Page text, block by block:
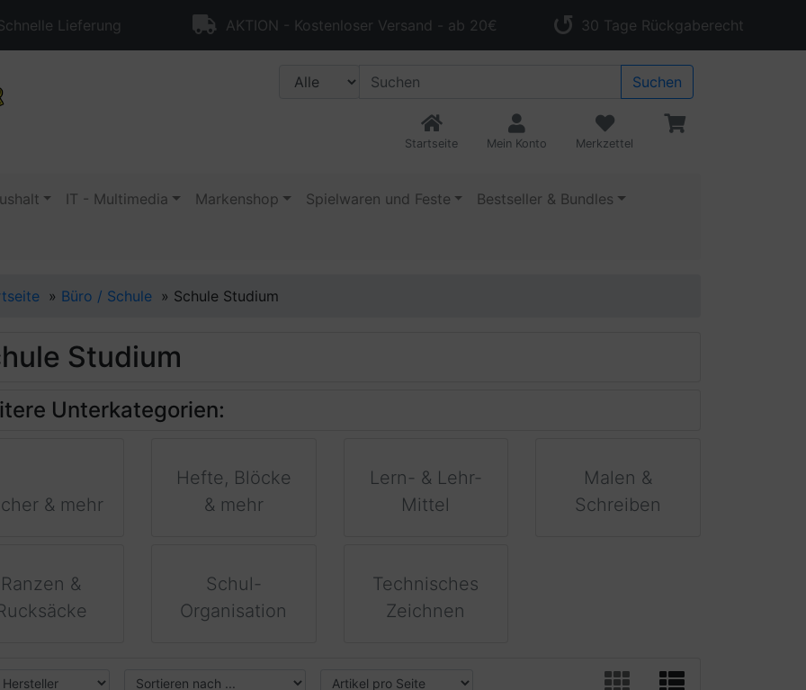
Lieferung AKTION - Kostenloser Versand - ab 20€ 30 Tage Rückgaberecht
Suchen
Startseite Mein Konto Merkzettel
IT - Multimedia Markenshop Spielwaren und Feste Bestseller & Bundles
» Büro / Schule » Schule Studium
Studium
Unterkategorien:
& mehr
Hefte, Blöcke
& mehr
Lern- & Lehr-
Mittel
Malen &
Schreiben
Ranzen &
Schul-
Organisation
Technisches
Zeichnen